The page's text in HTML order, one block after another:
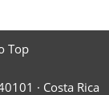
Top
· Costa Rica